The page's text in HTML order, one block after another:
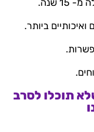
שנה.
ביותר.
תוכלו לסרב